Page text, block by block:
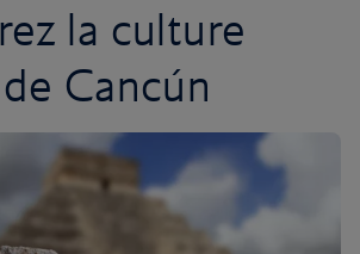
la culture
Cancún